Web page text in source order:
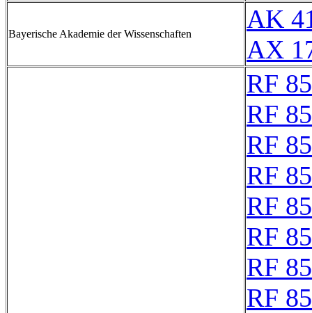
Bayerische Akademie der Wissenschaften
AK
AX
RF
RF
RF
RF
RF
RF
RF
RF